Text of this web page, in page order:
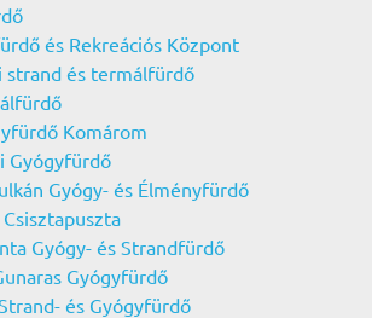
és Rekreációs Központ
strand és termálfürdő
Komárom
Gyógyfürdő
Gyógy- és Élményfürdő
Gyógy- és Strandfürdő
Gyógyfürdő
és Gyógyfürdő